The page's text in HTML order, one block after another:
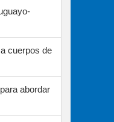
cuerpos de
abordar